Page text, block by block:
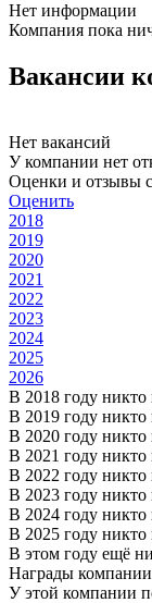
Нет информации
Компания пока
Вакансии
Нет вакансий
У компании нет
Оценки и отзывы
Оценить
2018
2019
2020
2021
2022
2023
2024
2025
2026
В 2018 году
В 2019 году
В 2020 году
В 2021 году
В 2022 году
В 2023 году
В 2024 году
В 2025 году
В этом году ещё
Награды компании
У этой компании